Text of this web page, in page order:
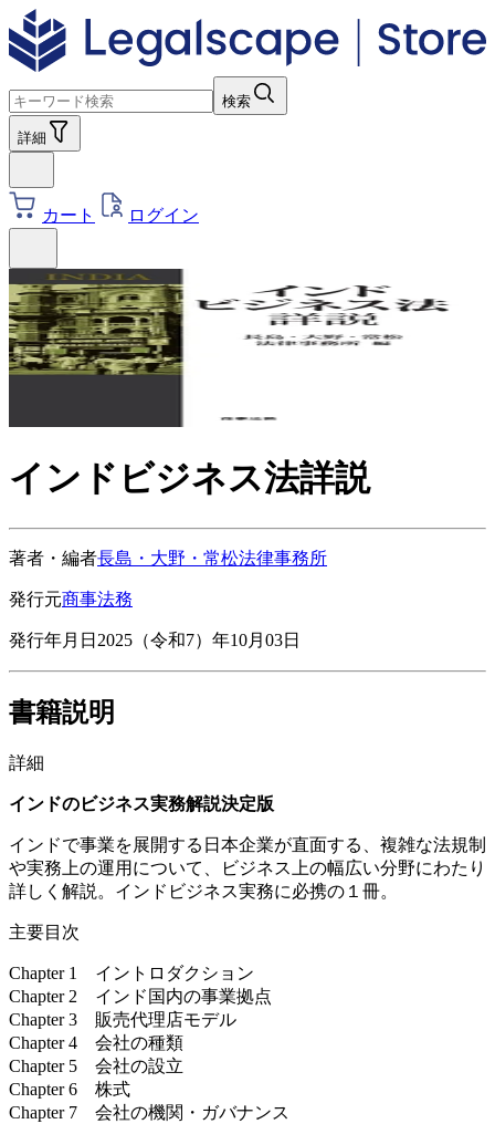
検索
詳細
カート ログイン
インドビジネス法詳説
著者・編者長島・大野・常松法律事務所
発行元商事法務
発行年月日 2025（令和7）年10月03日
書籍説明
詳細
インドのビジネス実務解説決定版
インドで事業を展開する日本企業が直面する、複雑な法規制
や実務上の運用について、ビジネス上の幅広い分野にわたり
詳しく解説。インドビジネス実務に必携の１冊。
主要目次
Chapter 1 イントロダクション
Chapter 2 インド国内の事業拠点
Chapter 3 販売代理店モデル
Chapter 4 会社の種類
Chapter 5 会社の設立
Chapter 6 株式
Chapter 7 会社の機関・ガバナンス